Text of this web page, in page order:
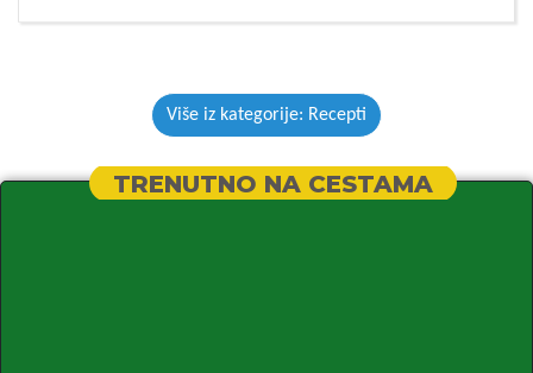
Više iz kategorije: Recepti
TRENUTNO NA CESTAMA